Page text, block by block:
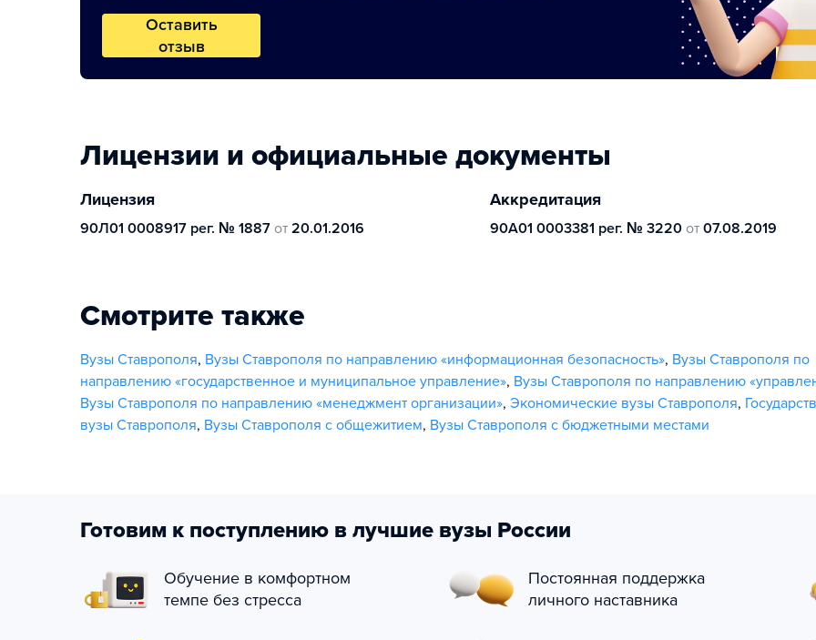
Оставить
отзыв
Лицензии и официальные документы
Лицензия
90Л01 0008917 рег. № 1887 от 20.01.2016
Аккредитация
90А01 0003381 рег. № 3220 от 07.08.2019
Смотрите также
Вузы Ставрополя, Вузы Ставрополя по направлению «информационная безопасность», Вузы Ставрополя по
направлению «государственное и муниципальное управление», Вузы Ставрополя по направлению
Вузы Ставрополя по направлению «менеджмент организации», Экономические вузы Ставрополя,
вузы Ставрополя, Вузы Ставрополя с общежитием, Вузы Ставрополя с бюджетными местами
Готовим к поступлению в лучшие вузы России
Обучение в комфортном
темпе без стресса
Постоянная поддержка
личного наставника